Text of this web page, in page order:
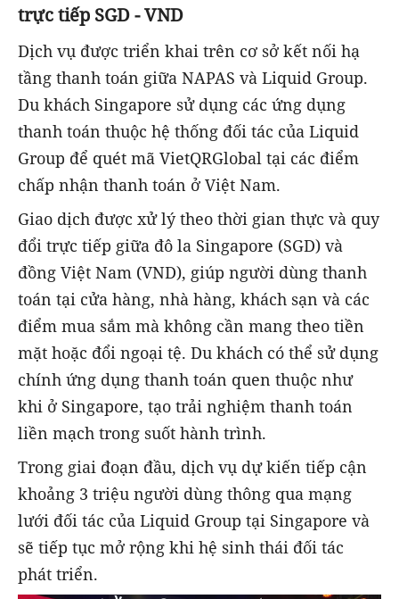
trực tiếp SGD - VND
Dịch vụ được triển khai trên cơ sở kết nối hạ
tầng thanh toán giữa NAPAS và Liquid Group.
Du khách Singapore sử dụng các ứng dụng
thanh toán thuộc hệ thống đối tác của Liquid
Group để quét mã VietQRGlobal tại các điểm
chấp nhận thanh toán ở Việt Nam.
Giao dịch được xử lý theo thời gian thực và quy
đổi trực tiếp giữa đô la Singapore (SGD) và
đồng Việt Nam (VND), giúp người dùng thanh
toán tại cửa hàng, nhà hàng, khách sạn và các
điểm mua sắm mà không cần mang theo tiền
mặt hoặc đổi ngoại tệ. Du khách có thể sử dụng
chính ứng dụng thanh toán quen thuộc như
khi ở Singapore, tạo trải nghiệm thanh toán
liền mạch trong suốt hành trình.
Trong giai đoạn đầu, dịch vụ dự kiến tiếp cận
khoảng 3 triệu người dùng thông qua mạng
lưới đối tác của Liquid Group tại Singapore và
sẽ tiếp tục mở rộng khi hệ sinh thái đối tác
phát triển.